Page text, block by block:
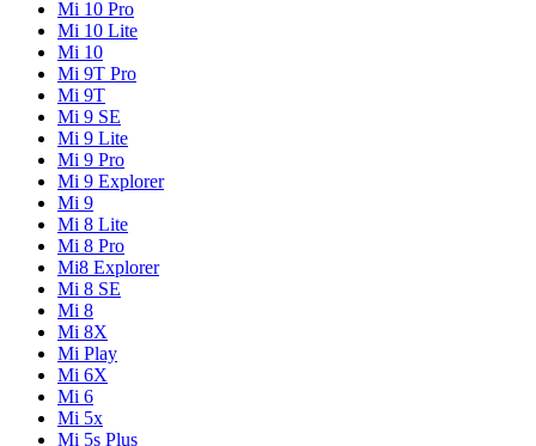
Mi 10 Pro
Mi 10 Lite
Mi 10
Mi 9T Pro
Mi 9T
Mi 9 SE
Mi 9 Lite
Mi 9 Pro
Mi 9 Explorer
Mi 9
Mi 8 Lite
Mi 8 Pro
Mi8 Explorer
Mi 8 SE
Mi 8
Mi 8X
Mi Play
Mi 6X
Mi 6
Mi 5x
Mi 5s Plus